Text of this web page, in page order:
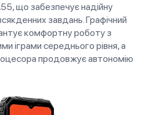
що забезпечує надійну
завдань. Графічний
комфортну роботу з
іграми середнього рівня, а
продовжує автономію